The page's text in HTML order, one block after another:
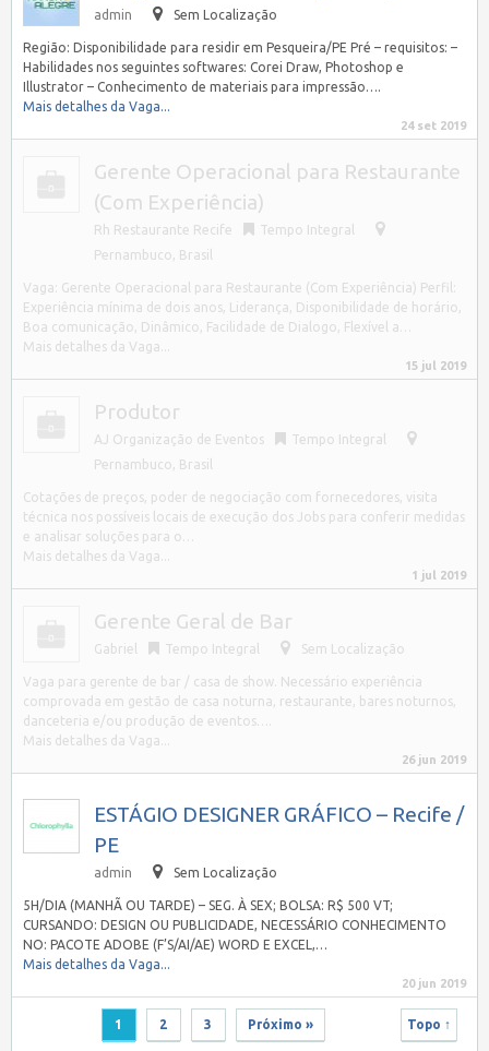
admin Sem Localização
Região: Disponibilidade para residir em Pesqueira/PE Pré – requisitos: –
Habilidades nos seguintes softwares: Corei Draw, Photoshop e
Illustrator – Conhecimento de materiais para impressão….
Mais detalhes da Vaga...
24 set 2019
Gerente Operacional para Restaurante
(Com Experiência)
Rh Restaurante Recife
Tempo Integral
Pernambuco
Brasil
Vaga: Gerente Operacional para Restaurante (Com Experiência) Perfil:
Experiência mínima de dois anos, Liderança, Disponibilidade de horário,
Boa comunicação, Dinâmico, Facilidade de Dialogo, Flexível a…
Mais detalhes da Vaga...
15 jul 2019
Produtor
AJ Organização de Eventos
Tempo Integral
Pernambuco
Brasil
Cotações de preços, poder de negociação com fornecedores, visita
técnica nos possíveis locais de execução dos Jobs para conferir medidas
e analisar soluções para o…
Mais detalhes da Vaga...
1 jul 2019
Gerente Geral de Bar
Gabriel Tempo Integral Sem Localização
Vaga para gerente de bar / casa de show. Necessário experiência
comprovada em gestão de casa noturna, restaurante, bares noturnos,
danceteria e/ou produção de eventos….
Mais detalhes da Vaga...
26 jun 2019
ESTÁGIO DESIGNER GRÁFICO – Recife /
PE
admin Sem Localização
5H/DIA (MANHÃ OU TARDE) – SEG. À SEX; BOLSA: R$ 500 VT;
CURSANDO: DESIGN OU PUBLICIDADE, NECESSÁRIO CONHECIMENTO
NO: PACOTE ADOBE (F’S/AI/AE) WORD E EXCEL,…
Mais detalhes da Vaga...
20 jun 2019
1 2 3 Próximo » Topo ↑